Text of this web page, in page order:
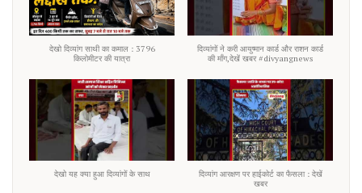
देखो दिव्यांग साथी का कमाल : 3796
किलोमीटर की यात्रा
दिव्यांगों ने करी आयुष्मान कार्ड और राशन कार्ड
की माँग,देखें खबर #divyangnews
देखो यह क्या हुआ दिव्यांगों के साथ
दिव्यांग आरक्षण पर हाईकोर्ट का फैसला : देखें
खबर